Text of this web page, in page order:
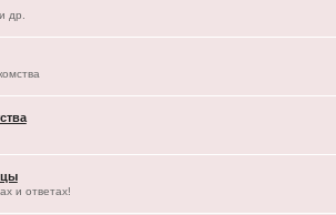
др.
и ответах!